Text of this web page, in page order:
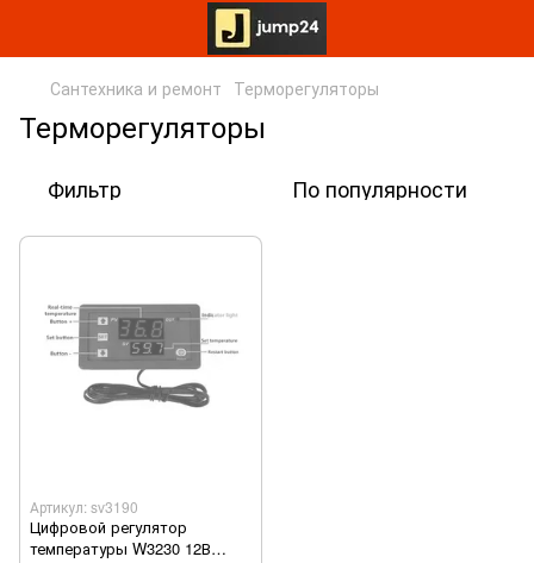
Сантехника и ремонт Терморегуляторы
Терморегуляторы
Фильтр По популярности
Артикул: sv3190
Цифровой регулятор
температуры W3230 12В